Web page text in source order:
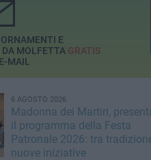
E
MOLFETTA GRATIS
MAIL
6 AGOSTO 2026
Madonna dei Martiri,
il programma della Festa
Patronale 2026: tra
nuove iniziative